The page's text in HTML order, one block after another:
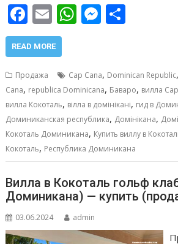
F
ac
e
b
o
o
k
E
m
ai
W
s
A
p
p
M
e
n
g
er
р
а
в
и
т
ь
READ MORE
Продажа Cap Cana, Dominican Republic,
Cana, republica Dominicana, Баваро, вилла
вилла Кокоталь, вілла в домінікані, гид в
Доминиканская республика, Домінікана,
Кокоталь Доминикана, Купить виллу в
Кокоталь, Республика Доминикана
Вилла в Кокоталь гольф
Доминикана) — купить
03.06.2024 admin